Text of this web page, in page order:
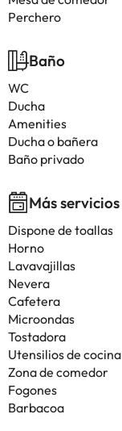
Perchero
Baño
WC
Ducha
Amenities
Ducha o bañera
Baño privado
Más servicios
Dispone de toallas
Horno
Lavavajillas
Nevera
Cafetera
Microondas
Tostadora
Utensilios de cocina
Zona de comedor
Fogones
Barbacoa